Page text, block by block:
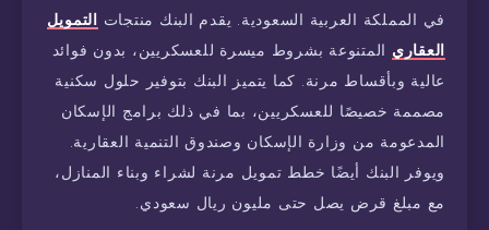
في المملكة العربية السعودية. يقدم البنك منتجات التمويل
العقاري المتنوعة بشروط ميسرة للعسكريين، بدون فوائد
عالية وبأقساط مرنة. كما يتميز البنك بتوفير حلول سكنية
مصممة خصيصًا للعسكريين، بما في ذلك برامج الإسكان
المدعومة من وزارة الإسكان وصندوق التنمية العقارية.
ويوفر البنك أيضًا خطط تمويل مرنة لشراء وبناء المنازل،
مع مبلغ قرض يصل حتى مليون ريال سعودي.